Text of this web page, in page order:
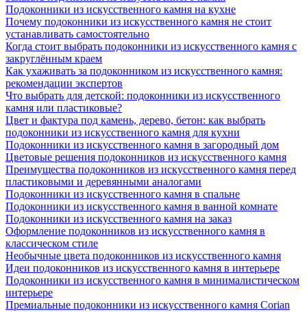
Подоконники из искусственного камня на кухне
Почему подоконники из искусственного камня не стоит
устанавливать самостоятельно
Когда стоит выбрать подоконники из искусственного камня с
закруглённым краем
Как ухаживать за подоконником из искусственного камня:
рекомендации экспертов
Что выбрать для детской: подоконники из искусственного
камня или пластиковые?
Цвет и фактура под камень, дерево, бетон: как выбрать
подоконники из искусственного камня для кухни
Подоконники из искусственного камня в загородный дом
Цветовые решения подоконников из искусственного камня
Преимущества подоконников из искусственного камня перед
пластиковыми и деревянными аналогами
Подоконники из искусственного камня в спальне
Подоконники из искусственного камня в ванной комнате
Подоконники из искусственного камня на заказ
Оформление подоконников из искусственного камня в
классическом стиле
Необычные цвета подоконников из искусственного камня
Идеи подоконников из искусственного камня в интерьере
Подоконники из искусственного камня в минималистическом
интерьере
Премиальные подоконники из искусственного камня Corian